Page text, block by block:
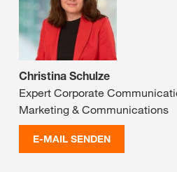
Christina Schulze
Expert Corporate
Marketing & Communications
E-MAIL SENDEN